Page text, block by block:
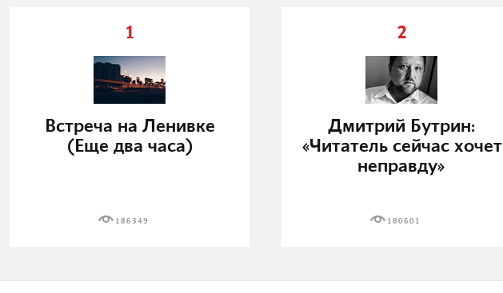
1
Встреча на Ленивке
(Еще два часа)
186349
2
Дмитрий Бутрин:
«Читатель сейчас хочет
неправду»
180601